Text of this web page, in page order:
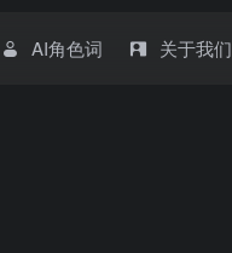
AI角色词 关于我们